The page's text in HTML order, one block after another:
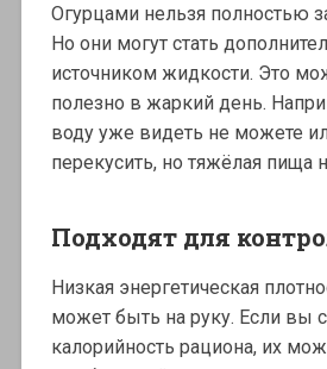
Огурцами нельзя полностью
Но они могут стать
источником жидкости. Это
полезно в жаркий день.
воду уже видеть не можете
перекусить, но тяжёлая пища
Подходят для
Низкая энергетическая
может быть на руку. Если вы
калорийность рациона, их